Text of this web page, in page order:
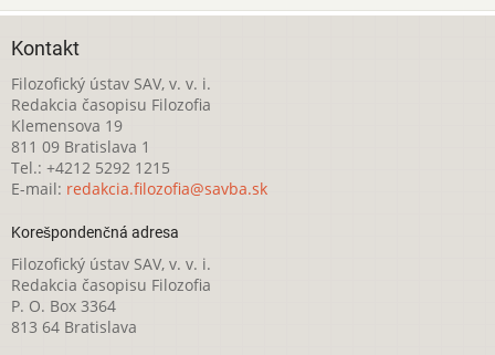
Kontakt
Filozofický ústav SAV, v. v. i.
Redakcia časopisu Filozofia
Klemensova 19
811 09 Bratislava 1
Tel.: +4212 5292 1215
E-mail: redakcia.filozofia@savba.sk
Korešpondenčná adresa
Filozofický ústav SAV, v. v. i.
Redakcia časopisu Filozofia
P. O. Box 3364
813 64 Bratislava